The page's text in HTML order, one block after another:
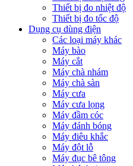
Thiết bị đo nhiệt độ
Thiết bị đo tốc độ
Dụng cụ dùng điện
Các loại máy khác
Máy bào
Máy cắt
Máy chà nhám
Máy chà sàn
Máy cưa
Máy cưa lọng
Máy đầm cóc
Máy đánh bóng
Máy điêu khắc
Máy đột lỗ
Máy đục bê tông